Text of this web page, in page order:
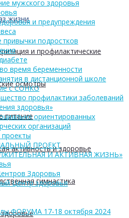
жизни
и профилактические
осмотры
питание
активность и здоровье
гимнастика
мужского здоровья
и предупреждения
подростков
время беременности
в дистанционной школе
с СОНКО
профилактики заболеваний
здоровья»
ориентированных
организаций
ПРОЕКТ
И АКТИВНАЯ ЖИЗНЬ»
Здоровья
Центр здоровья
ФОРУМА 17-18 октября 2024